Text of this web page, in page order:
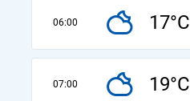
06:00 17°C
07:00 19°C